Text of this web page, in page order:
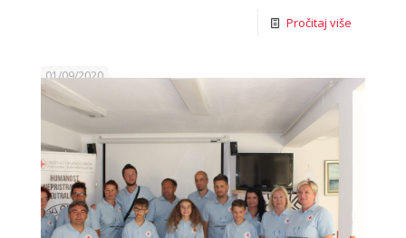
Pročitaj više
01/09/2020